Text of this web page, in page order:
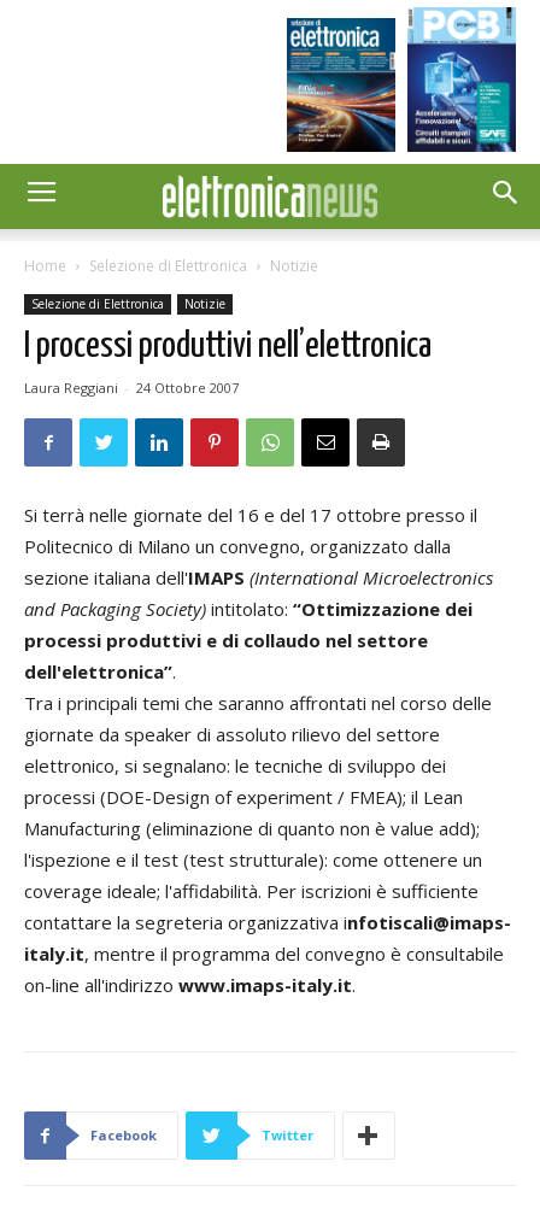
Home Selezione di Elettronica Notizie
Selezione di Elettronica Notizie
I processi produttivi nell’elettronica
Laura Reggiani - 24 Ottobre 2007
Si terrà nelle giornate del 16 e del 17 ottobre presso il
Politecnico di Milano un convegno, organizzato dalla
sezione italiana dell'IMAPS (International Microelectronics
and Packaging Society) intitolato: “Ottimizzazione dei
processi produttivi e di collaudo nel settore
dell'elettronica”.
Tra i principali temi che saranno affrontati nel corso delle
giornate da speaker di assoluto rilievo del settore
elettronico, si segnalano: le tecniche di sviluppo dei
processi (DOE-Design of experiment / FMEA); il Lean
Manufacturing (eliminazione di quanto non è value add);
l'ispezione e il test (test strutturale): come ottenere un
coverage ideale; l'affidabilità. Per iscrizioni è sufficiente
contattare la segreteria organizzativa infotiscali@imaps-
italy.it, mentre il programma del convegno è consultabile
on-line all'indirizzo www.imaps-italy.it.
Facebook Twitter